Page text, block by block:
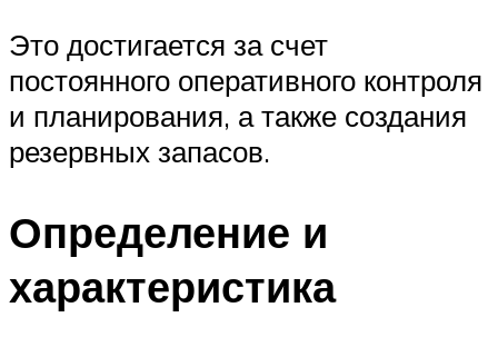
Это достигается за счет
постоянного оперативного контроля
и планирования, а также создания
резервных запасов.
Определение и
характеристика